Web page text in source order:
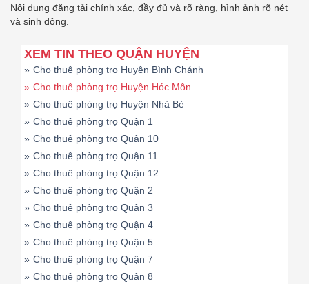
Nội dung đăng tải chính xác, đầy đủ và rõ ràng, hình ảnh rõ nét
và sinh động.
XEM TIN THEO QUẬN HUYỆN
» Cho thuê phòng trọ Huyện Bình Chánh
» Cho thuê phòng trọ Huyện Hóc Môn
» Cho thuê phòng trọ Huyện Nhà Bè
» Cho thuê phòng trọ Quận 1
» Cho thuê phòng trọ Quận 10
» Cho thuê phòng trọ Quận 11
» Cho thuê phòng trọ Quận 12
» Cho thuê phòng trọ Quận 2
» Cho thuê phòng trọ Quận 3
» Cho thuê phòng trọ Quận 4
» Cho thuê phòng trọ Quận 5
» Cho thuê phòng trọ Quận 7
» Cho thuê phòng trọ Quận 8